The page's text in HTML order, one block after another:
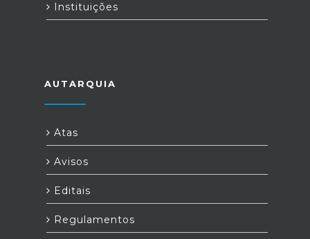
Instituições
AUTARQUIA
Atas
Avisos
Editais
Regulamentos